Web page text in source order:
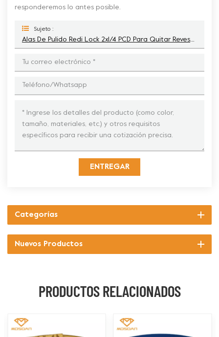
responderemos lo antes posible.
Sujeto :
Alas De Pulido Redi Lock 2x1/4 PCD Para Quitar Revestimientos De Pisos
ENTREGAR
Categorías
Nuevos Productos
PRODUCTOS RELACIONADOS